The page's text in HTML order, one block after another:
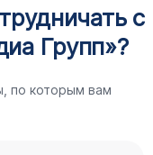
с
Групп»?
по которым вам